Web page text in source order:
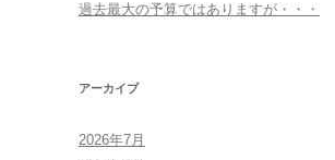
過去最大の予算ではありますが・・・
アーカイブ
2026年7月